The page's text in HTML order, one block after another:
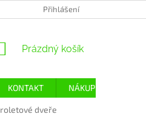
Přihlášení
NÁKUPNÍ
Prázdný košík
KONTAKT NÁKUP
roletové dveře